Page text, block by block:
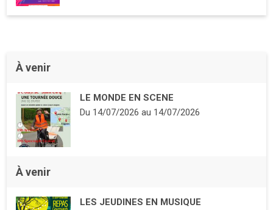
À venir
LE MONDE EN SCENE
Du 14/07/2026au 14/07/2026
À venir
LES JEUDINES EN MUSIQUE